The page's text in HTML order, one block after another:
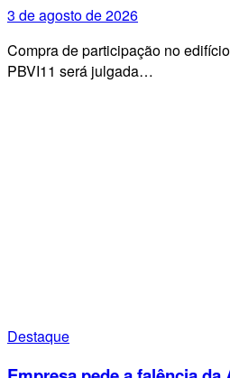
3 de agosto de 2026
Compra de participação no
PBVI11 será julgada…
Destaque